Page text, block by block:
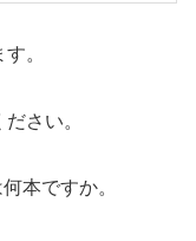
。
さい。
本ですか。